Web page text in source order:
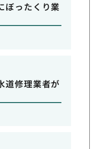
ぼったくり業
道修理業者が